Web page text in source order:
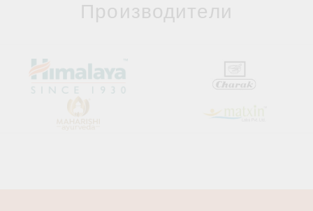
Производители